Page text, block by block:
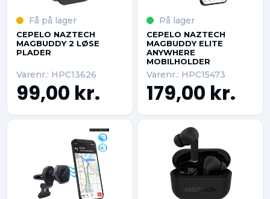
Få på lager
CEPELO NAZTECH
MAGBUDDY 2 LØSE
PLADER
Varenr.: HPC13626
99,00 kr.
På lager
CEPELO NAZTECH
MAGBUDDY ELITE
ANYWHERE
MOBILHOLDER
Varenr.: HPC15473
179,00 kr.